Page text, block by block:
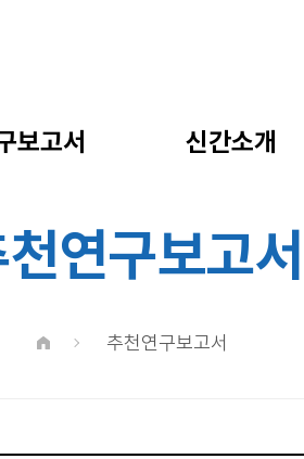
보고서 신간소개
연구보고서
추천연구보고서